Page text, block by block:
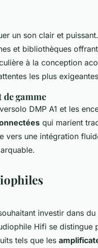
un son clair et
et bibliothèques
à la conception
les plus
de gamme
DMP A1 et les
qui marient
vers une intégration
investir dans du
Hifi se distingue
tels que les